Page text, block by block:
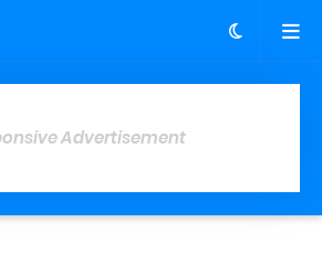
Advertisement